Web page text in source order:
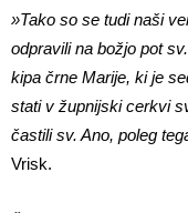
»Tako so se tudi naši
odpravili na božjo pot
kipa črne Marije, ki je
stati v župnijski cerkvi
častili sv. Ano, poleg
Vrisk.